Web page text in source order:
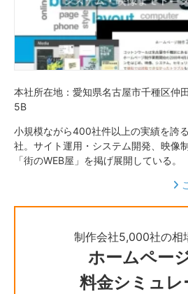
本社所在地：愛知県名古屋市千種区仲
5B
小規模ながら400社件以上の実績を誇
社。サイト運用・システム開発、映像
「街のWEB屋」を掲げ展開している。
制作会社5,000社の相
ホームペー
料金シミュレ